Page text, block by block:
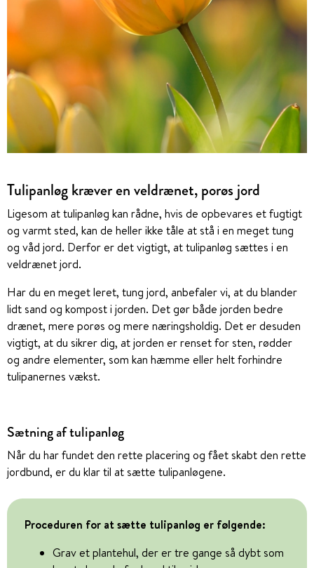
Tulipanløg kræver en veldrænet, porøs jord
Ligesom at tulipanløg kan rådne, hvis de opbevares et fugtigt
og varmt sted, kan de heller ikke tåle at stå i en meget tung
og våd jord. Derfor er det vigtigt, at tulipanløg sættes i en
veldrænet jord.
Har du en meget leret, tung jord, anbefaler vi, at du blander
lidt sand og kompost i jorden. Det gør både jorden bedre
drænet, mere porøs og mere næringsholdig. Det er desuden
vigtigt, at du sikrer dig, at jorden er renset for sten, rødder
og andre elementer, som kan hæmme eller helt forhindre
tulipanernes vækst.
Sætning af tulipanløg
Når du har fundet den rette placering og fået skabt den rette
jordbund, er du klar til at sætte tulipanløgene.
Proceduren for at sætte tulipanløg er følgende:
Grav et plantehul, der er tre gange så dybt som